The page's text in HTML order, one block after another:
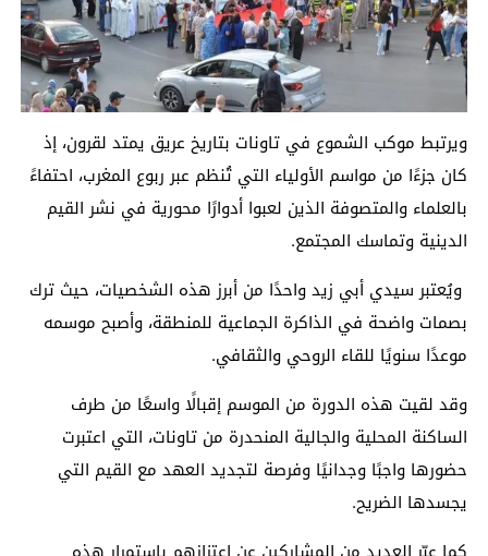
ويرتبط موكب الشموع في تاونات بتاريخ عريق يمتد لقرون، إذ
كان جزءًا من مواسم الأولياء التي تُنظم عبر ربوع المغرب، احتفاءً
بالعلماء والمتصوفة الذين لعبوا أدوارًا محورية في نشر القيم
الدينية وتماسك المجتمع.
ويُعتبر سيدي أبي زيد واحدًا من أبرز هذه الشخصيات، حيث ترك
بصمات واضحة في الذاكرة الجماعية للمنطقة، وأصبح موسمه
موعدًا سنويًا للقاء الروحي والثقافي.
وقد لقيت هذه الدورة من الموسم إقبالًا واسعًا من طرف
الساكنة المحلية والجالية المنحدرة من تاونات، التي اعتبرت
حضورها واجبًا وجدانيًا وفرصة لتجديد العهد مع القيم التي
يجسدها الضريح.